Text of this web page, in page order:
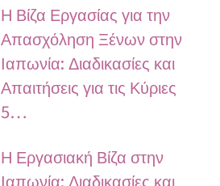
Η Βίζα Εργασίας για την
Απασχόληση Ξένων στην
Ιαπωνία: Διαδικασίες και
Απαιτήσεις για τις Κύριες
5…
Η Εργασιακή Βίζα στην
Ιαπωνία: Διαδικασίες και